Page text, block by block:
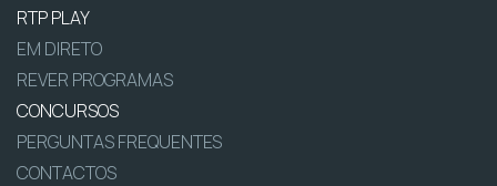
RTP PLAY
EM DIRETO
REVER PROGRAMAS
CONCURSOS
PERGUNTAS FREQUENTES
CONTACTOS